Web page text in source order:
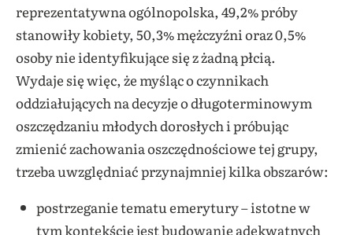
reprezentatywna ogólnopolska, 49,2% próby
stanowiły kobiety, 50,3% mężczyźni oraz 0,5%
osoby nie identyfikujące się z żadną płcią.
Wydaje się więc, że myśląc o czynnikach
oddziałujących na decyzje o długoterminowym
oszczędzaniu młodych dorosłych i próbując
zmienić zachowania oszczędnościowe tej grupy,
trzeba uwzględniać przynajmniej kilka obszarów:
postrzeganie tematu emerytury – istotne w
tym kontekście jest budowanie adekwatnych